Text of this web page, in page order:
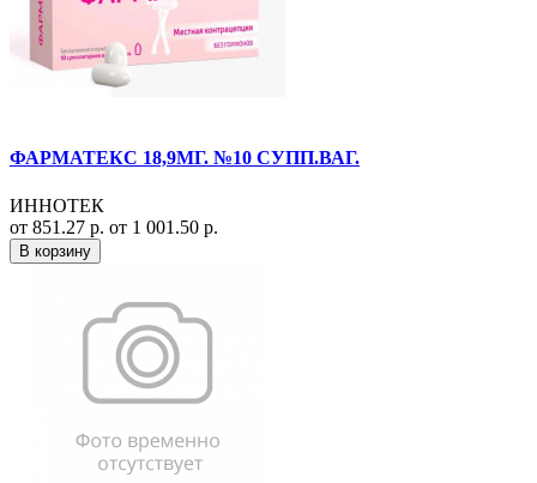
ФАРМАТЕКС 18,9МГ. №10 СУПП.ВАГ.
ИННОТЕК
от 851.27 р. от 1 001.50 р.
В корзину